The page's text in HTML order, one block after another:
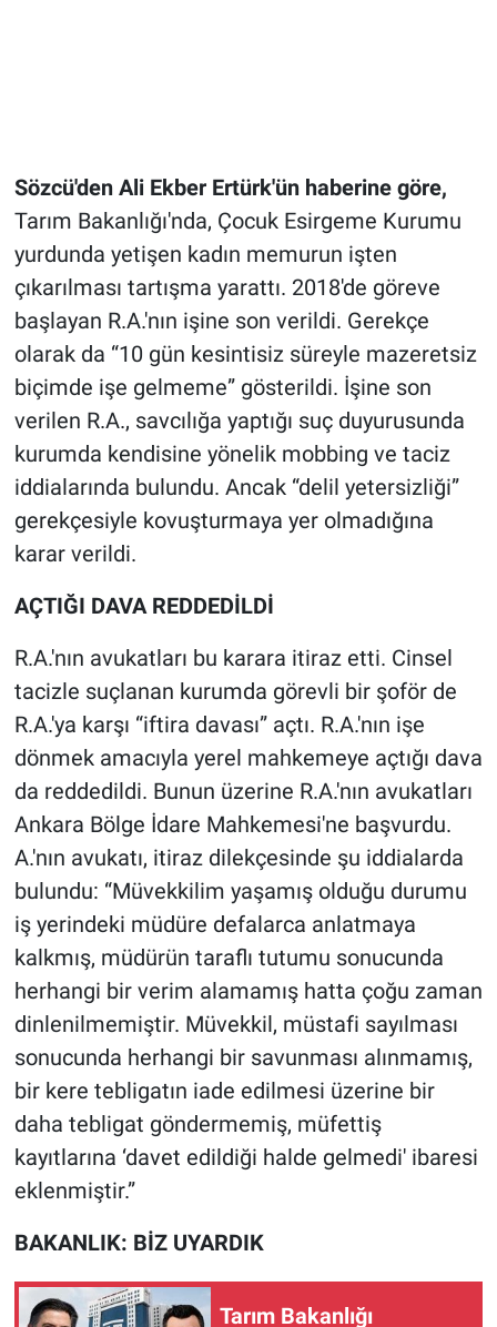
Sözcü'den Ali Ekber Ertürk'ün haberine göre,
Tarım Bakanlığı'nda, Çocuk Esirgeme Kurumu
yurdunda yetişen kadın memurun işten
çıkarılması tartışma yarattı. 2018'de göreve
başlayan R.A.'nın işine son verildi. Gerekçe
olarak da “10 gün kesintisiz süreyle mazeretsiz
biçimde işe gelmeme” gösterildi. İşine son
verilen R.A., savcılığa yaptığı suç duyurusunda
kurumda kendisine yönelik mobbing ve taciz
iddialarında bulundu. Ancak “delil yetersizliği”
gerekçesiyle kovuşturmaya yer olmadığına
karar verildi.
AÇTIĞI DAVA REDDEDİLDİ
R.A.'nın avukatları bu karara itiraz etti. Cinsel
tacizle suçlanan kurumda görevli bir şoför de
R.A.'ya karşı “iftira davası” açtı. R.A.'nın işe
dönmek amacıyla yerel mahkemeye açtığı dava
da reddedildi. Bunun üzerine R.A.'nın avukatları
Ankara Bölge İdare Mahkemesi'ne başvurdu.
A.'nın avukatı, itiraz dilekçesinde şu iddialarda
bulundu: “Müvekkilim yaşamış olduğu durumu
iş yerindeki müdüre defalarca anlatmaya
kalkmış, müdürün taraflı tutumu sonucunda
herhangi bir verim alamamış hatta çoğu zaman
dinlenilmemiştir. Müvekkil, müstafi sayılması
sonucunda herhangi bir savunması alınmamış,
bir kere tebligatın iade edilmesi üzerine bir
daha tebligat göndermemiş, müfettiş
kayıtlarına ‘davet edildiği halde gelmedi' ibaresi
eklenmiştir.”
BAKANLIK: BİZ UYARDIK
Tarım Bakanlığı